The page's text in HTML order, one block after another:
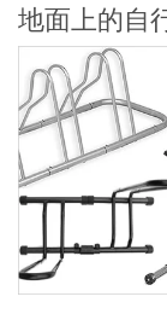
地面上的自